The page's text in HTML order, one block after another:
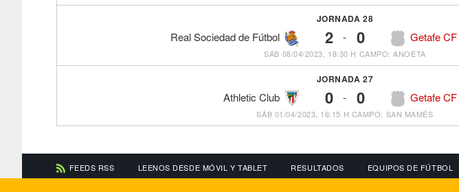
JORNADA 28
Real Sociedad de Fútbol 2 - Getafe CF
0
SÁB 08/04/2023, 18:30 H CAMPO: ANOETA
JORNADA 27
Athletic Club 0 - Getafe CF
0
SÁB 01/04/2023, 16:15 H CAMPO: SAN MAMÉS
FEEDS RSS LEENOS DESDE MÓVIL Y TABLET RESULTADOS EQUIPOS DE FÚTBOL